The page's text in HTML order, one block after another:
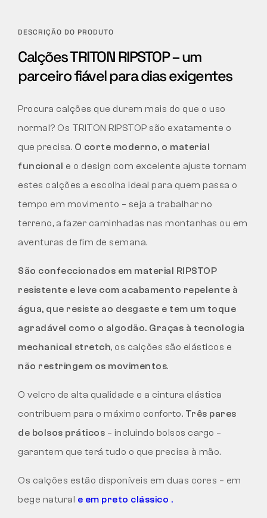
DESCRIÇÃO DO PRODUTO
Calções TRITON RIPSTOP – um
parceiro fiável para dias exigentes
Procura calções que durem mais do que o uso
normal? Os TRITON RIPSTOP são exatamente o
que precisa. O corte moderno, o material
funcional e o design com excelente ajuste tornam
estes calções a escolha ideal para quem passa o
tempo em movimento – seja a trabalhar no
terreno, a fazer caminhadas nas montanhas ou em
aventuras de fim de semana.
São confeccionados em material RIPSTOP
resistente e leve com acabamento repelente à
água, que resiste ao desgaste e tem um toque
agradável como o algodão. Graças à tecnologia
mechanical stretch, os calções são elásticos e
não restringem os movimentos.
O velcro de alta qualidade e a cintura elástica
contribuem para o máximo conforto. Três pares
de bolsos práticos – incluindo bolsos cargo –
garantem que terá tudo o que precisa à mão.
Os calções estão disponíveis em duas cores – em
bege natural e em preto clássico .